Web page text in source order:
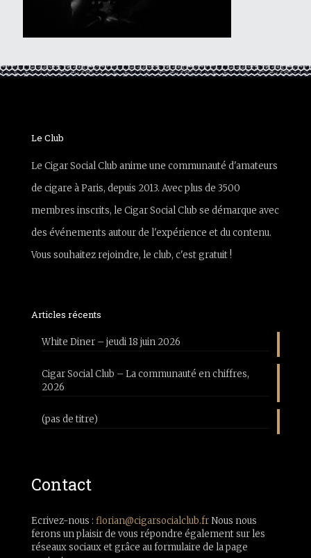
Le Club
Le Cigar Social Club anime une communauté d'amateurs
de cigare à Paris, depuis 2013. Avec plus de 3500
membres inscrits, le Cigar Social Club se démarque avec
des événements autour de l'expérience et du contenu.
Vous souhaitez rejoindre, le club, c'est gratuit !
Articles récents
White Diner – jeudi 18 juin 2026
Cigar Social Club – La communauté en chiffres,
2026
(pas de titre)
Contact
Ecrivez-nous : florian@cigarsocialclub.frNous nous
ferons un plaisir de vous répondre également sur les
réseaux sociaux et grâce au formulaire de la page